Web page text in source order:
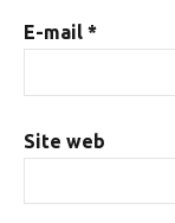
E-mail *
Site web